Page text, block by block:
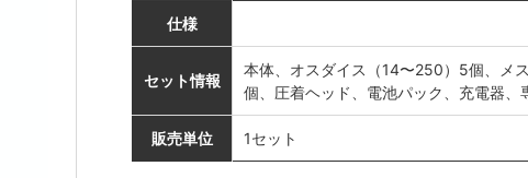
仕様
セット情報
本体、オスダイス（14〜250）5個、メ
個、圧着ヘッド、電池パック、充電器、
販売単位 1セット